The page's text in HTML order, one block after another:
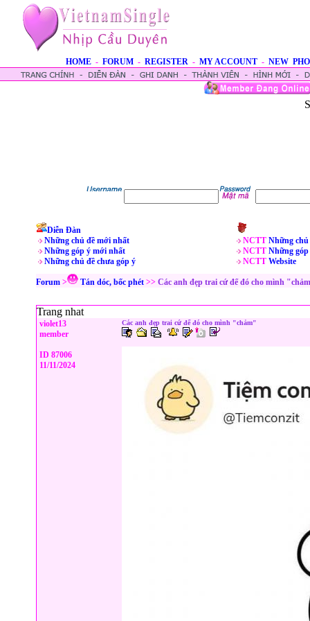
HOME - FORUM - REGISTER - MY ACCOUNT - NEW
Diễn Đàn
Những chủ đề mới nhất
Những góp ý mới nhất
Những chủ đề chưa góp ý
NCTT Những
NCTT Những
NCTT Website
Forum > Tán dóc, bốc phét >> Các anh đẹp trai cứ để đó cho mình
Trang nhat
violet13
member
ID 87006
11/11/2024
Các anh đẹp trai cứ để đó cho mình "chảm"